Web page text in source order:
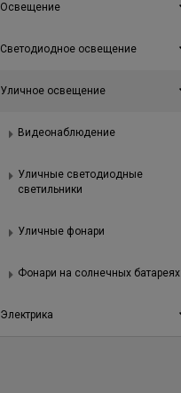
Освещение
Светодиодное освещение
Уличное освещение
Видеонаблюдение
Уличные светодиодные
светильники
Уличные фонари
Фонари на солнечных батареях
Электрика